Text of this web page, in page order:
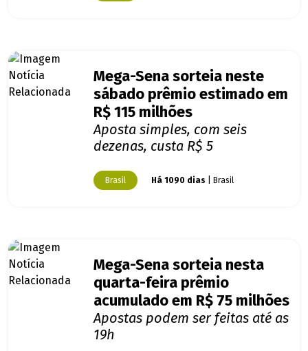
Mega-Sena sorteia neste
sábado prêmio estimado em
R$ 115 milhões
Aposta simples, com seis
dezenas, custa R$ 5
Brasil Há 1090 dias | Brasil
Mega-Sena sorteia nesta
quarta-feira prêmio
acumulado em R$ 75 milhões
Apostas podem ser feitas até as
19h